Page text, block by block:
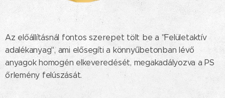
Az előállításnál fontos szerepet tölt be a "Felületaktív
adalékanyag", ami elősegíti a könnyűbetonban lévő
anyagok homogén elkeveredését, megakadályozva a PS
őrlemény felúszását.